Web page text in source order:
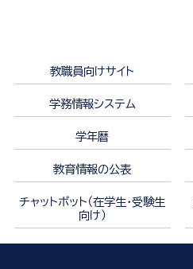
教職員向けサイト
学務情報システム
学年暦
教育情報の公表
チャットボット（在学生・受験生
向け）